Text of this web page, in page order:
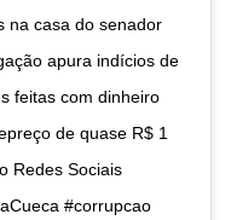
na casa do senador
apura indícios de
feitas com dinheiro
de quase R$ 1
Redes Sociais
#corrupcao